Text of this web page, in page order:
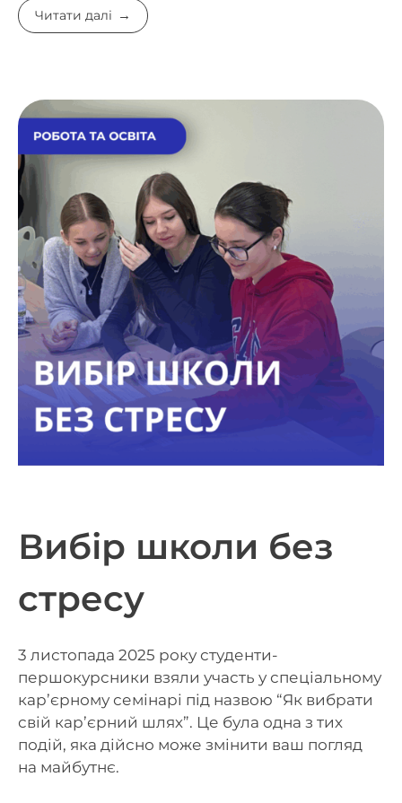
Читати далі
Вибір школи без
стресу
3 листопада 2025 року студенти-
першокурсники взяли участь у спеціальному
кар’єрному семінарі під назвою “Як вибрати
свій кар’єрний шлях”. Це була одна з тих
подій, яка дійсно може змінити ваш погляд
на майбутнє.